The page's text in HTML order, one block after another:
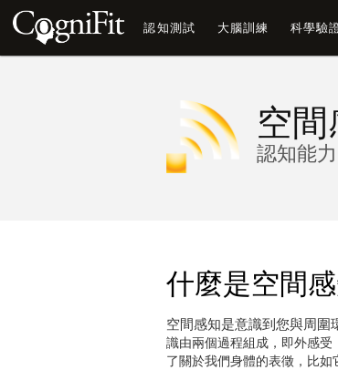
認知測試 大腦訓練 科學驗
空間
認知能力
什麼是空間感
空間感知是意識到您與周圍
識由兩個過程組成，即外感
了關於我們身體的表徵，比